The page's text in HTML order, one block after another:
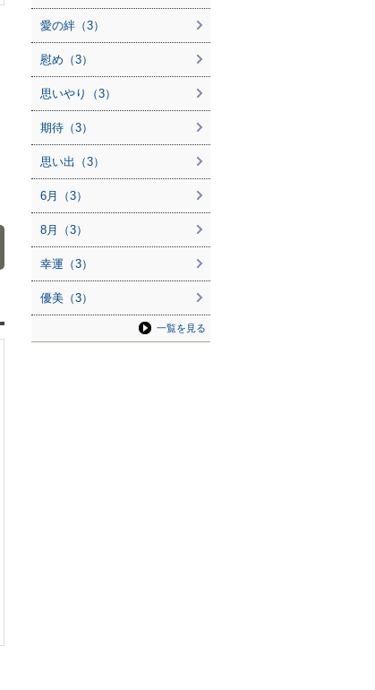
愛の絆（3）
慰め（3）
思いやり（3）
期待（3）
思い出（3）
6月（3）
8月（3）
幸運（3）
優美（3）
一覧を見る